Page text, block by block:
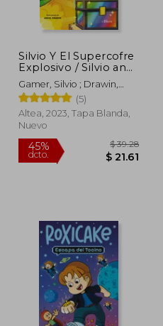
45%
dcto.
Silvio Y El Supercofre
Explosivo / Silvio and
the Explosive Super
Chest
Gamer, Silvio ; Drawin,
Angel
(5)
Altea, 2023, Tapa Blanda,
Nuevo